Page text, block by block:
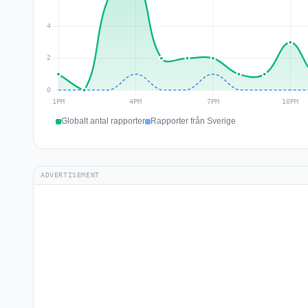
Globalt antal rapporter Rapporter från Sverige
ADVERTISEMENT